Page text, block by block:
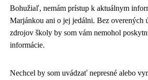
Bohužiaľ, nemám prístup k aktuálnym
Marjánkou ani o jej jedálni. Bez overených
zdrojov školy by som vám nemohol
informácie.
Nechcel by som uvádzať nepresné alebo